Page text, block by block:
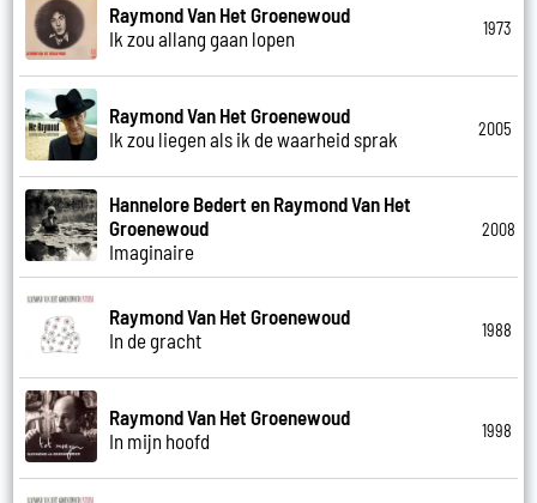
Raymond Van Het Groenewoud
Ik zou allang gaan lopen
1973
Raymond Van Het Groenewoud
Ik zou liegen als ik de waarheid sprak
2005
Hannelore Bedert en Raymond Van Het
Groenewoud
Imaginaire
2008
Raymond Van Het Groenewoud
In de gracht
1988
Raymond Van Het Groenewoud
In mijn hoofd
1998